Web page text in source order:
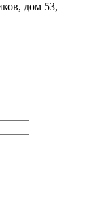
дом 53,